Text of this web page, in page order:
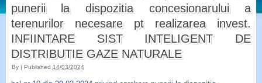
punerii la dispozitia concesionarului a
terenurilor necesare pt realizarea invest.
INFIINTARE SIST INTELIGENT DE
DISTRIBUTIE GAZE NATURALE
By | Published 14/03/2024